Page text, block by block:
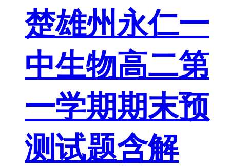
楚雄州永仁一
中生物高二第
一学期期末预
测试题含解